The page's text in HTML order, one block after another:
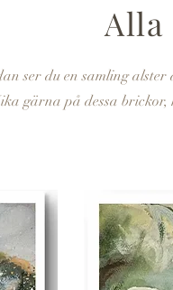
ser du en samling alster
gärna på dessa